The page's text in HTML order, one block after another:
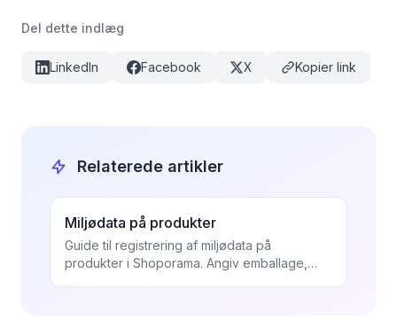
Del dette indlæg
LinkedIn Facebook X Kopier link
Relaterede artikler
Miljødata på produkter
Guide til registrering af miljødata på
produkter i Shoporama. Angiv emballage,